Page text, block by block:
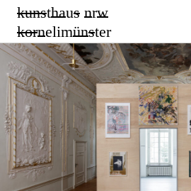
kunsthaus nrw
kornelimünster